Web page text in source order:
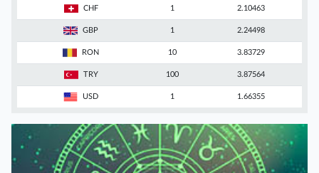
CHF 1 2.10463
GBP 1 2.24498
RON 10 3.83729
TRY 100 3.87564
USD 1 1.66355